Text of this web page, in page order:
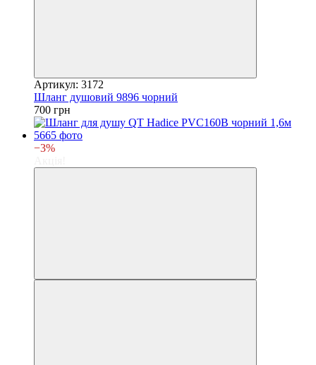
Артикул: 3172
Шланг душовий 9896 чорний
700 грн
−3%